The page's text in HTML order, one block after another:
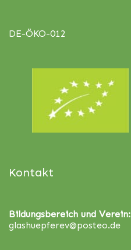
DE-ÖKO-012
Kontakt
Bildungsbereich und Verein:
glashuepferev@posteo.de